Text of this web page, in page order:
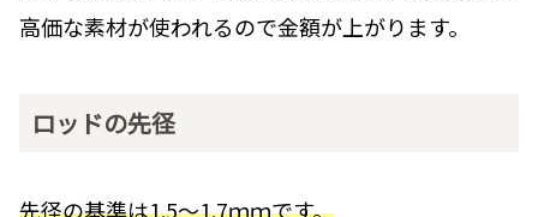
高価な素材が使われるので金額が上がります。
ロッドの先径
先径の基準は1.5～1.7ｍｍです。